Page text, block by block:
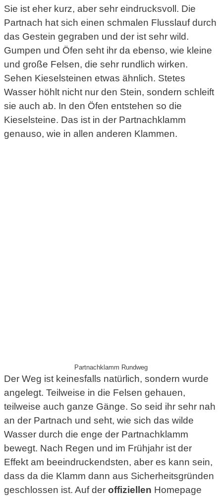
Sie ist eher kurz, aber sehr eindrucksvoll. Die
Partnach hat sich einen schmalen Flusslauf durch
das Gestein gegraben und der ist sehr wild.
Gumpen und Öfen seht ihr da ebenso, wie kleine
und große Felsen, die sehr rundlich wirken.
Sehen Kieselsteinen etwas ähnlich. Stetes
Wasser höhlt nicht nur den Stein, sondern schleift
sie auch ab. In den Öfen entstehen so die
Kieselsteine. Das ist in der Partnachklamm
genauso, wie in allen anderen Klammen.
Partnachklamm Rundweg
Der Weg ist keinesfalls natürlich, sondern wurde
angelegt. Teilweise in die Felsen gehauen,
teilweise auch ganze Gänge. So seid ihr sehr nah
an der Partnach und seht, wie sich das wilde
Wasser durch die enge der Partnachklamm
bewegt. Nach Regen und im Frühjahr ist der
Effekt am beeindruckendsten, aber es kann sein,
dass da die Klamm dann aus Sicherheitsgründen
geschlossen ist. Auf der offiziellen Homepage